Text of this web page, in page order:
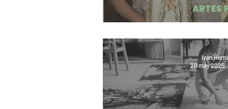
ARTES
Iván
20 may 2025